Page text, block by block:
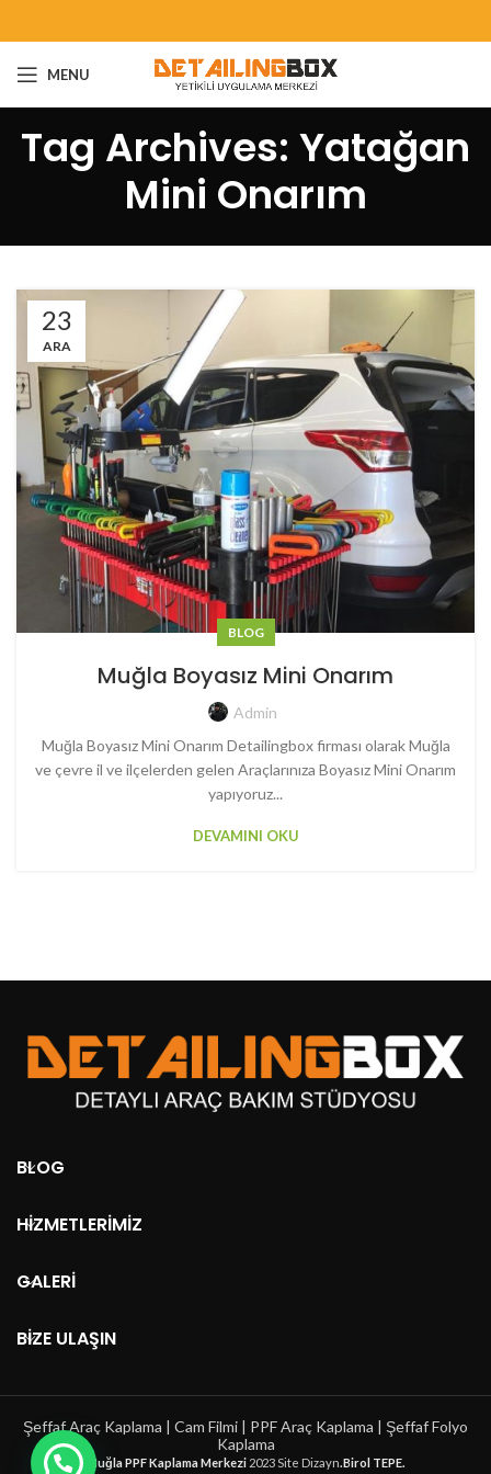
MENU
Tag Archives: Yatağan
Mini Onarım
23
ARA
BLOG
Muğla Boyasız Mini Onarım
Admin
Muğla Boyasız Mini Onarım Detailingbox firması olarak Muğla
ve çevre il ve ilçelerden gelen Araçlarınıza Boyasız Mini Onarım
yapıyoruz...
DEVAMINI OKU
BLOG
HIZMETLERIMIZ
GALERI
BIZE ULAŞIN
Şeffaf Araç Kaplama | Cam Filmi | PPF Araç Kaplama | Şeffaf Folyo
Kaplama
Muğla PPF Kaplama Merkezi 2023 Site Dizayn.Birol TEPE.